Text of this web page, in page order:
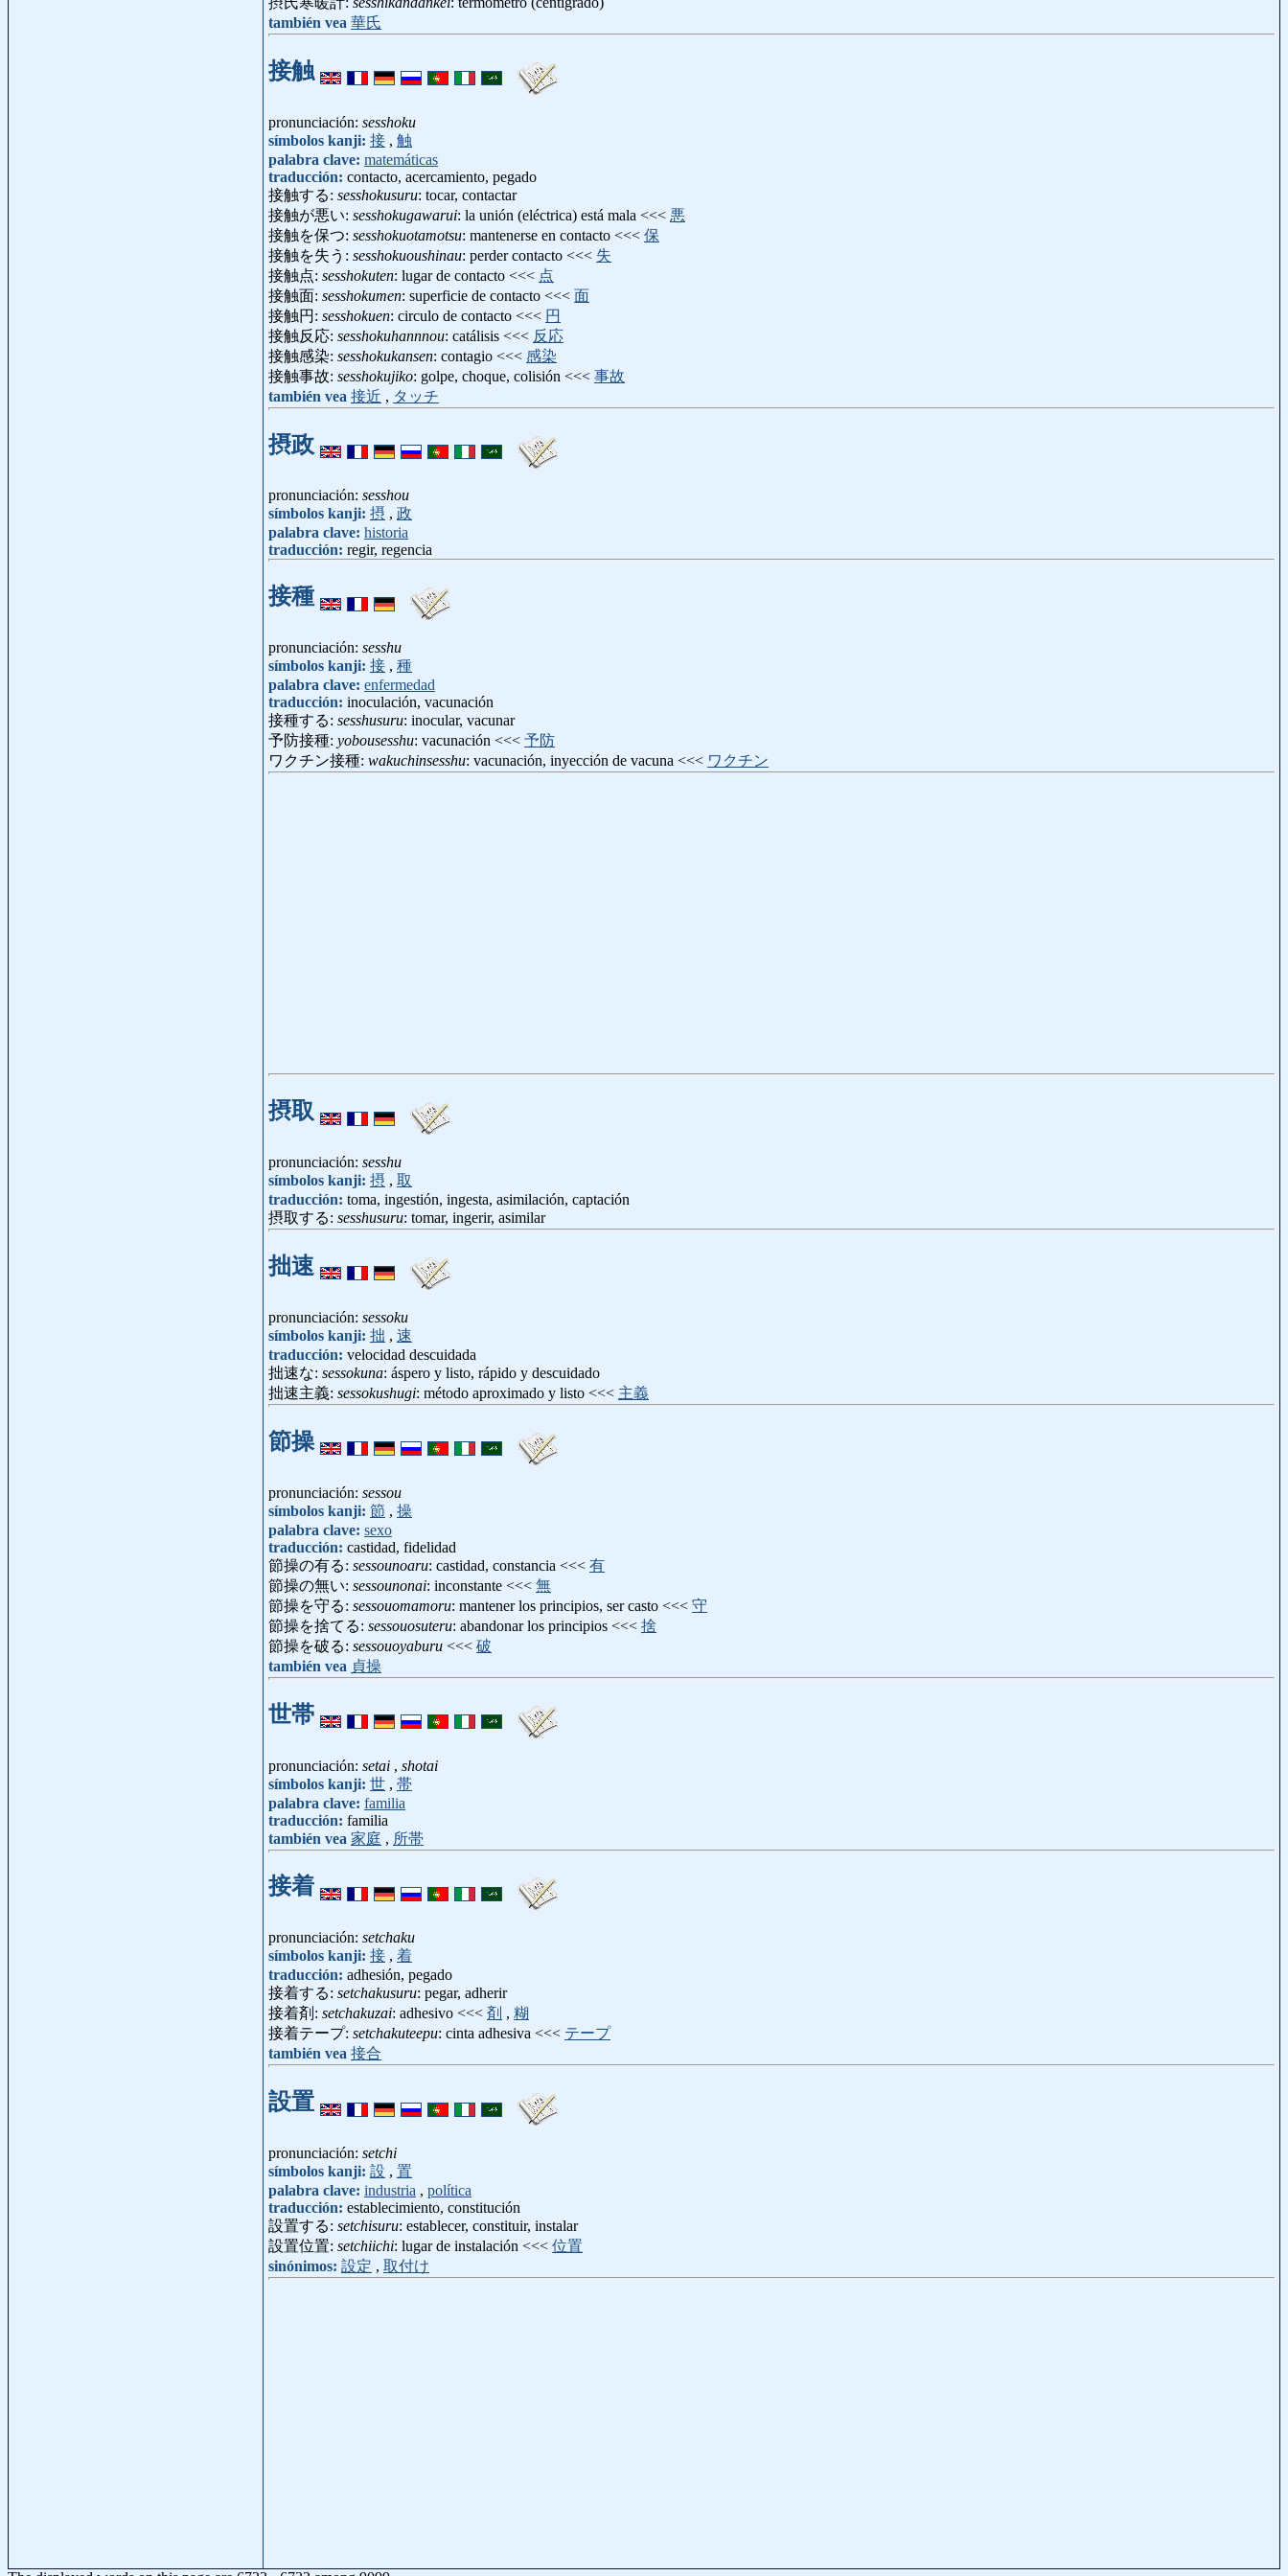
también vea 華氏
接触
pronunciación: sesshoku
símbolos kanji: 接 , 触
palabra clave: matemáticas
traducción: contacto, acercamiento, pegado
接触する: sesshokusuru: tocar, contactar
接触が悪い: sesshokugawarui: la unión (eléctrica) está mala <<< 悪
接触を保つ: sesshokuotamotsu: mantenerse en contacto <<< 保
接触を失う: sesshokuoushinau: perder contacto <<< 失
接触点: sesshokuten: lugar de contacto <<< 点
接触面: sesshokumen: superficie de contacto <<< 面
接触円: sesshokuen: circulo de contacto <<< 円
接触反応: sesshokuhannnou: catálisis <<< 反応
接触感染: sesshokukansen: contagio <<< 感染
接触事故: sesshokujiko: golpe, choque, colisión <<< 事故
también vea 接近 , タッチ
摂政
pronunciación: sesshou
símbolos kanji: 摂 , 政
palabra clave: historia
traducción: regir, regencia
接種
pronunciación: sesshu
símbolos kanji: 接 , 種
palabra clave: enfermedad
traducción: inoculación, vacunación
接種する: sesshusuru: inocular, vacunar
予防接種: yobousesshu: vacunación <<< 予防
ワクチン接種: wakuchinsesshu: vacunación, inyección de vacuna <<< ワクチン
摂取
pronunciación: sesshu
símbolos kanji: 摂 , 取
traducción: toma, ingestión, ingesta, asimilación, captación
摂取する: sesshusuru: tomar, ingerir, asimilar
拙速
pronunciación: sessoku
símbolos kanji: 拙 , 速
traducción: velocidad descuidada
拙速な: sessokuna: áspero y listo, rápido y descuidado
拙速主義: sessokushugi: método aproximado y listo <<< 主義
節操
pronunciación: sessou
símbolos kanji: 節 , 操
palabra clave: sexo
traducción: castidad, fidelidad
節操の有る: sessounoaru: castidad, constancia <<< 有
節操の無い: sessounonai: inconstante <<< 無
節操を守る: sessouomamoru: mantener los principios, ser casto <<< 守
節操を捨てる: sessouosuteru: abandonar los principios <<< 捨
節操を破る: sessouoyaburu <<< 破
también vea 貞操
世帯
pronunciación: setai , shotai
símbolos kanji: 世 , 帯
palabra clave: familia
traducción: familia
también vea 家庭 , 所帯
接着
pronunciación: setchaku
símbolos kanji: 接 , 着
traducción: adhesión, pegado
接着する: setchakusuru: pegar, adherir
接着剤: setchakuzai: adhesivo <<< 剤 , 糊
接着テープ: setchakuteepu: cinta adhesiva <<< テープ
también vea 接合
設置
pronunciación: setchi
símbolos kanji: 設 , 置
palabra clave: industria , política
traducción: establecimiento, constitución
設置する: setchisuru: establecer, constituir, instalar
設置位置: setchiichi: lugar de instalación <<< 位置
sinónimos: 設定 , 取付け